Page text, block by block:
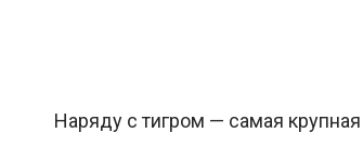
Наряду с тигром — самая